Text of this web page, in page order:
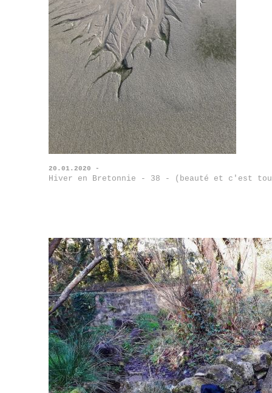
20.01.2020 -
Hiver en Bretonnie - 38 - (beauté et c'est